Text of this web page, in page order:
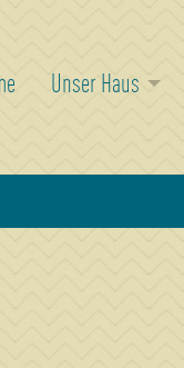
Unser Haus